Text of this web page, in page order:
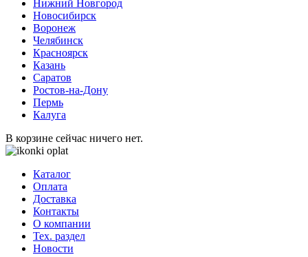
Нижний Новгород
Новосибирск
Воронеж
Челябинск
Красноярск
Казань
Саратов
Ростов-на-Дону
Пермь
Калуга
В корзине сейчас ничего нет.
Каталог
Оплата
Доставка
Контакты
О компании
Тех. раздел
Новости